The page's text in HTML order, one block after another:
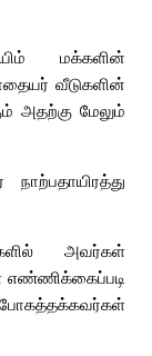
மக்களின்
வீடுகளின்
அதற்கு மேலும்
அவர்கள்
எண்ணிக்கைப்படி
போகத்தக்கவர்கள்